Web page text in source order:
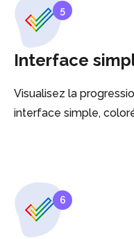
5
Interface
Visualisez la
interface simple,
6